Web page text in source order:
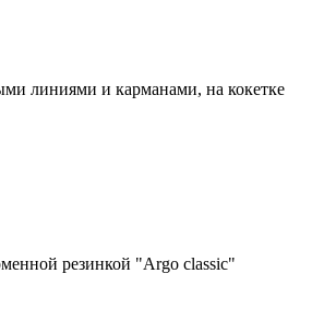
линиями и карманами, на кокетке
резинкой "Argo classic"